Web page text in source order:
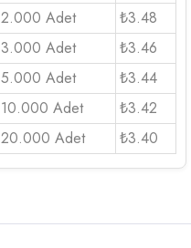
2.000 Adet
₺3.48
3.000 Adet
₺3.46
5.000 Adet
₺3.44
10.000 Adet
₺3.42
20.000 Adet
₺3.40